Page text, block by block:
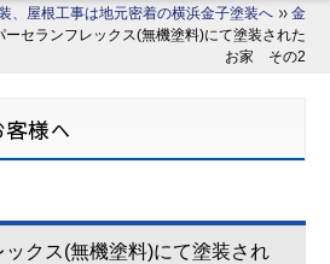
、屋根工事は地元密着の横浜金子塗装へ
金
ーセランフレックス(無機塗料)にて塗装された
お家 その2
様へ
クス(無機塗料)にて塗装され